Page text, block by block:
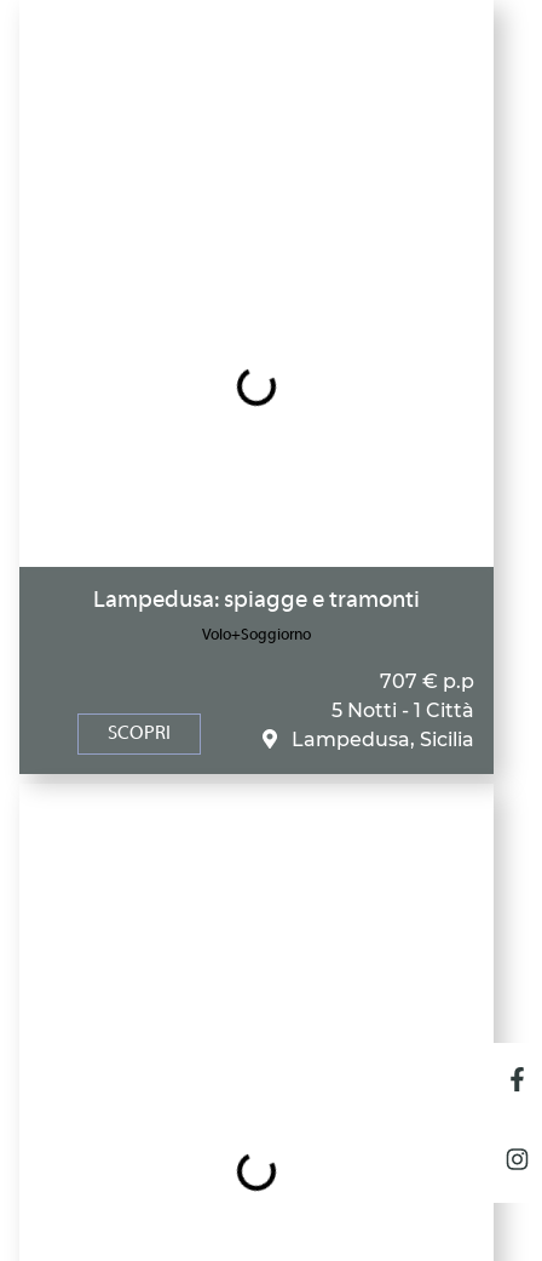
Lampedusa: spiagge e tramonti
Volo+Soggiorno
SCOPRI
707 € p.p
5 Notti - 1 Città
Lampedusa, Sicilia